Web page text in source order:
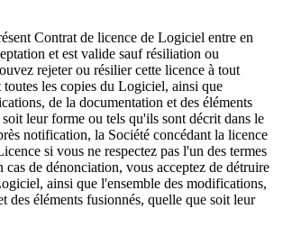
Contrat de licence de Logiciel entre en
et est valide sauf résiliation ou
rejeter ou résilier cette licence à tout
toutes les copies du Logiciel, ainsi que
de la documentation et des éléments
leur forme ou tels qu'ils sont décrit dans le
notification, la Société concédant la licence
si vous ne respectez pas l'un des termes
cas de dénonciation, vous acceptez de détruire
ainsi que l'ensemble des modifications,
des éléments fusionnés, quelle que soit leur